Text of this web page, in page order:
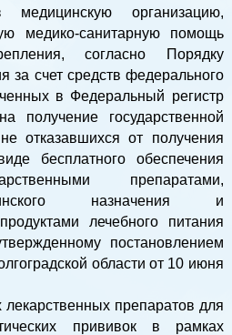
медицинскую организацию,
медико-санитарную помощь
согласно Порядку
за счет средств федерального
в Федеральный регистр
государственной
отказавшихся от получения
бесплатного обеспечения
препаратами,
назначения и
лечебного питания
постановлением
области от 10 июня
препаратов для
прививок в рамках